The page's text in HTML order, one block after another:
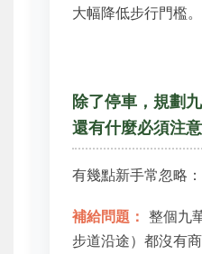
大幅降低步行門檻。
除了停車，規劃
還有什麼必須注
有幾點新手常忽略：
補給問題： 整個九
步道沿途）都沒有